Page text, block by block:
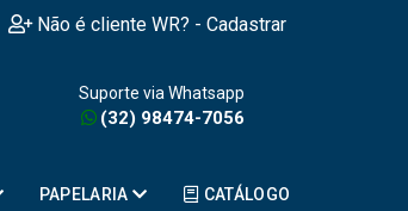
Não é cliente WR? - Cadastrar
Suporte via Whatsapp
(32) 98474-7056
PAPELARIA CATÁLOGO